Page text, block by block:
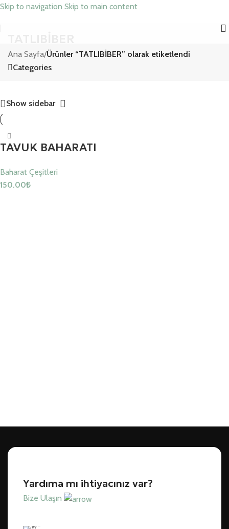
Skip to navigation Skip to main content
Ana Sayfa/Ürünler “TATLIBİBER” olarak etiketlendi
Categories
Show sidebar
TAVUK BAHARATI
Baharat Çeşitleri
150.00₺
Yardıma mı ihtiyacınız var?
Bize Ulaşın